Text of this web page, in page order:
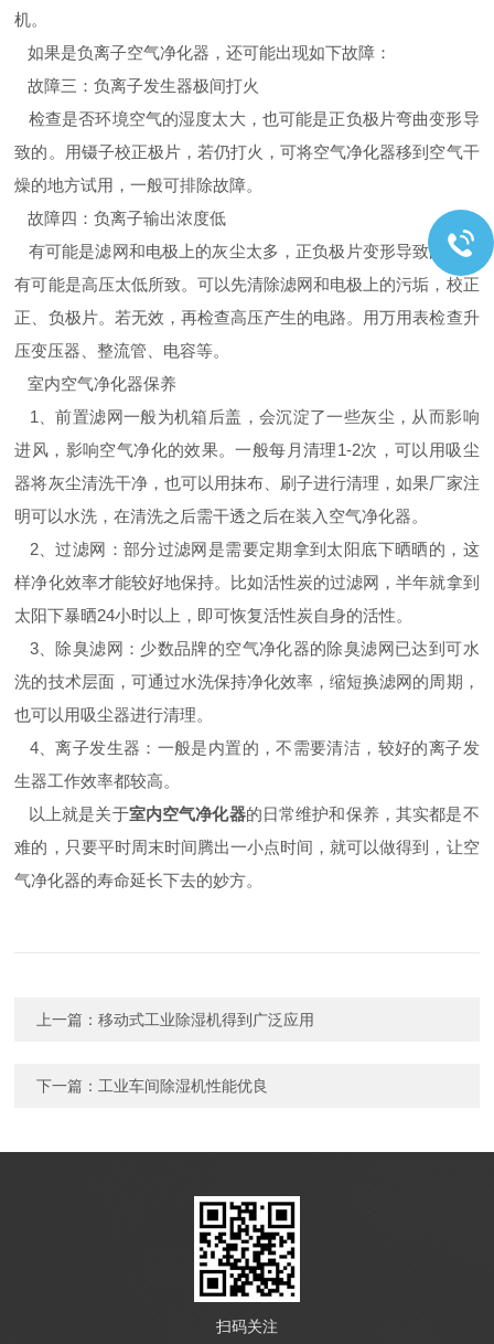
机。
如果是负离子空气净化器，还可能出现如下故障：
故障三：负离子发生器极间打火
检查是否环境空气的湿度太大，也可能是正负极片弯曲变形导
致的。用镊子校正极片，若仍打火，可将空气净化器移到空气干
燥的地方试用，一般可排除故障。
故障四：负离子输出浓度低
有可能是滤网和电极上的灰尘太多，正负极片变形导致的，也
有可能是高压太低所致。可以先清除滤网和电极上的污垢，校正
正、负极片。若无效，再检查高压产生的电路。用万用表检查升
压变压器、整流管、电容等。
室内空气净化器保养
1、前置滤网一般为机箱后盖，会沉淀了一些灰尘，从而影响
进风，影响空气净化的效果。一般每月清理1-2次，可以用吸尘
器将灰尘清洗干净，也可以用抹布、刷子进行清理，如果厂家注
明可以水洗，在清洗之后需干透之后在装入空气净化器。
2、过滤网：部分过滤网是需要定期拿到太阳底下晒晒的，这
样净化效率才能较好地保持。比如活性炭的过滤网，半年就拿到
太阳下暴晒24小时以上，即可恢复活性炭自身的活性。
3、除臭滤网：少数品牌的空气净化器的除臭滤网已达到可水
洗的技术层面，可通过水洗保持净化效率，缩短换滤网的周期，
也可以用吸尘器进行清理。
4、离子发生器：一般是内置的，不需要清洁，较好的离子发
生器工作效率都较高。
以上就是关于室内空气净化器的日常维护和保养，其实都是不
难的，只要平时周末时间腾出一小点时间，就可以做得到，让空
气净化器的寿命延长下去的妙方。
上一篇：移动式工业除湿机得到广泛应用
下一篇： 工业车间除湿机性能优良
扫码关注